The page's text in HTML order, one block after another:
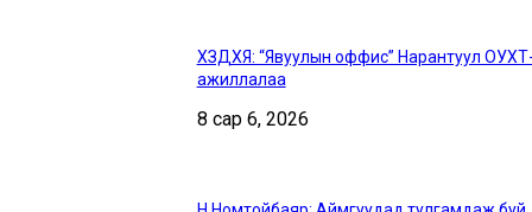
ХЗДХЯ: “Явуулын оффис” Нарантуул
ажиллалаа
8 сар 6, 2026